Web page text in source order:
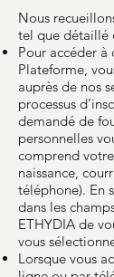
Nous
tel que détaillé
Pour accéder à
Plateforme,
auprès de nos
processus
demandé de
personnelles
comprend
naissance,
téléphone). En
dans les
ETHYDIA de
vous
Lorsque vous